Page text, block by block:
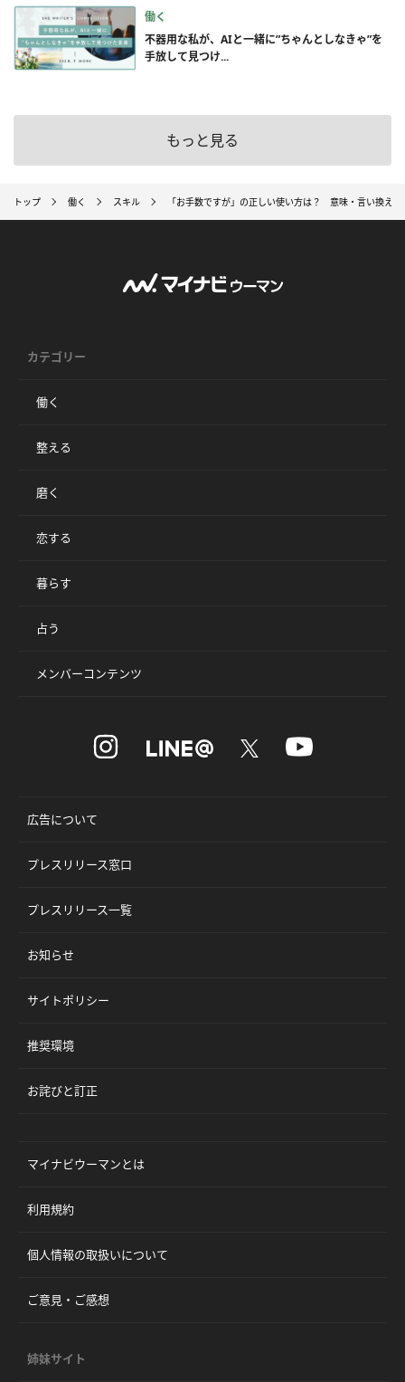
働く
不器用な私が、AIと一緒に”ちゃんとしなきゃ”を
手放して見つけ...
もっと見る
トップ 働く スキル 「お手数ですが」の正しい使い方は？ 意味・言い換え
カテゴリー
働く
整える
磨く
恋する
暮らす
占う
メンバーコンテンツ
広告について
プレスリリース窓口
プレスリリース一覧
お知らせ
サイトポリシー
推奨環境
お詫びと訂正
マイナビウーマンとは
利用規約
個人情報の取扱いについて
ご意見・ご感想
姉妹サイト